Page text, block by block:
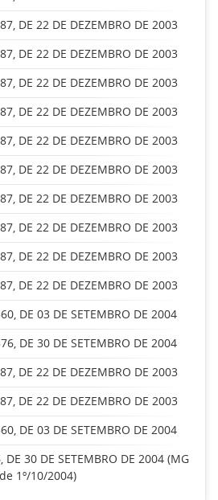
DE 22 DE DEZEMBRO DE 2003
DE 22 DE DEZEMBRO DE 2003
DE 22 DE DEZEMBRO DE 2003
DE 22 DE DEZEMBRO DE 2003
DE 22 DE DEZEMBRO DE 2003
DE 22 DE DEZEMBRO DE 2003
DE 22 DE DEZEMBRO DE 2003
DE 22 DE DEZEMBRO DE 2003
DE 22 DE DEZEMBRO DE 2003
DE 22 DE DEZEMBRO DE 2003
DE 03 DE SETEMBRO DE 2004
DE 30 DE SETEMBRO DE 2004
DE 22 DE DEZEMBRO DE 2003
DE 22 DE DEZEMBRO DE 2003
DE 03 DE SETEMBRO DE 2004
DE 30 DE SETEMBRO DE 2004 (MG
de 1º/10/2004)